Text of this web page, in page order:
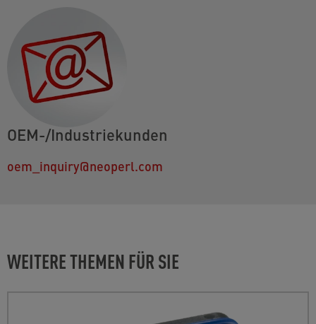
OEM-/Industriekunden
oem_inquiry@neoperl.com
WEITERE THEMEN FÜR SIE